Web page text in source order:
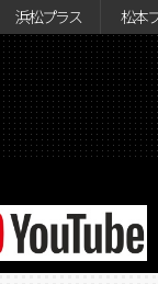
浜松プラス 松本